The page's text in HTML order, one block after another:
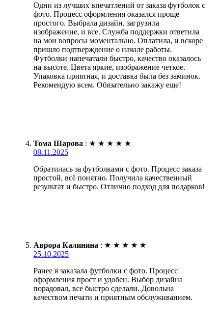
Одни из лучших впечатлений от заказа футболок с
фото. Процесс оформления оказался проще
простого. Выбрала дизайн, загрузила
изображение, и все. Служба поддержки ответила
на мои вопросы моментально. Оплатила, и вскоре
пришло подтверждение о начале работы.
Футболки напечатали быстро, качество оказалось
на высоте. Цвета яркие, изображение четкое.
Упаковка приятная, и доставка была без заминок.
Рекомендую всем. Обязательно закажу еще!
Тома Шарова : ★ ★ ★ ★ ★
08.11.2025
Обратилась за футболками с фото. Процесс заказа
простой, всё понятно. Получила качественный
результат и быстро. Отлично подход для подарков!
Аврора Калинина : ★ ★ ★ ★ ★
25.10.2025
Ранее я заказала футболки с фото. Процесс
оформления прост и удобен. Выбор дизайна
порадовал, все быстро сделали. Довольна
качеством печати и приятным обслуживанием.